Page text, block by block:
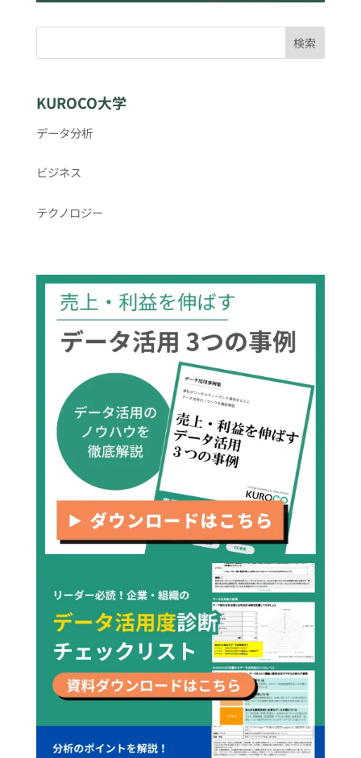
検索
KUROCO大学
データ分析
ビジネス
テクノロジー